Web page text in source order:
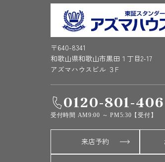
〒640-8341
和歌山県和歌山市黒田１丁目2-17
アズマハウスビル ３F
0120-801-406
受付時間 AM9:00 ～ PM5:30【受付】
来店予約